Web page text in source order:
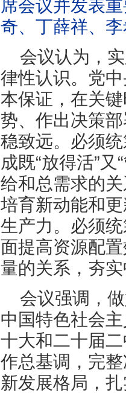
席会议并发表
奇、丁薛祥、
会议认为，
律性认识。党
本保证，在关
势、作出决策
稳致远。必须
成既“放得活”
给和总需求的
培育新动能和
生产力。必须
面提高资源配
量的关系，夯
会议强调，
中国特色社会
十大和二十届
作总基调，完
新发展格局，